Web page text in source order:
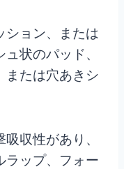
ション、または
状のパッド、
または穴あきシ
収性があり、
ラップ、フォー